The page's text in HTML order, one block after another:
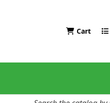
Cart